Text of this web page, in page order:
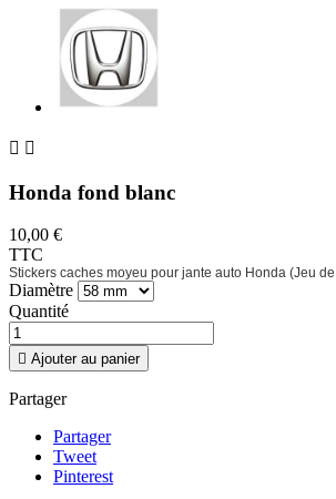
 
Honda fond blanc
10,00 €
TTC
Stickers caches moyeu pour jante auto Honda (Jeu
Diamètre
Quantité
 Ajouter au panier
Partager
Partager
Tweet
Pinterest